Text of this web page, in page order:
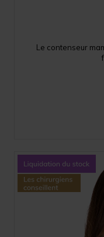
Le contenseur